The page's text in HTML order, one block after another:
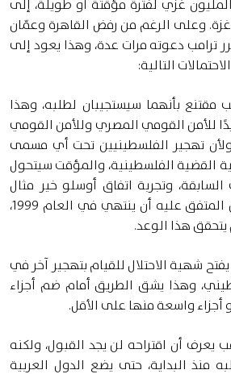
غزي لفترة مؤقتة أو طويلة، إلى
وعلى الرغم من رفض القاهرة وعمّان
ترامب دعوته مرات عدة، وهذا يعود إلى
التالية:
مقتنع بأنهما سيستجيبان لطلبه، وهذا
للأمن القومي المصري وللأمن القومي
ولأن تهجير الفلسطينيين تحت أي مسمى
القضية الفلسطينية، والمؤقت سيتحول
وتجربة اتفاق أوسلو خير مثال
على ذلك، حيث كان من المتفق عليه أن ينتهي في العام 1999،
شهية الاحتلال للقيام بتهجير آخر في
وهذا يشق الطريق أمام ضم أجزاء
واسعة منها على الأقل.
يعرف أن اقتراحه لن يجد القبول، ولكنه
منذ البداية، حتى يضع الدول العربية